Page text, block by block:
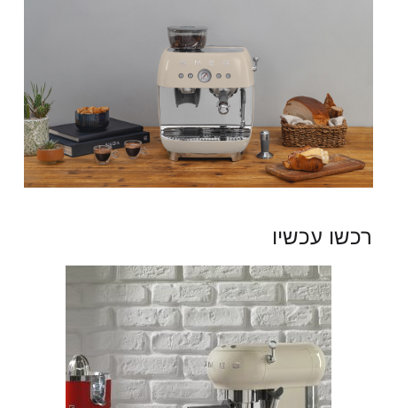
רכשו עכשיו